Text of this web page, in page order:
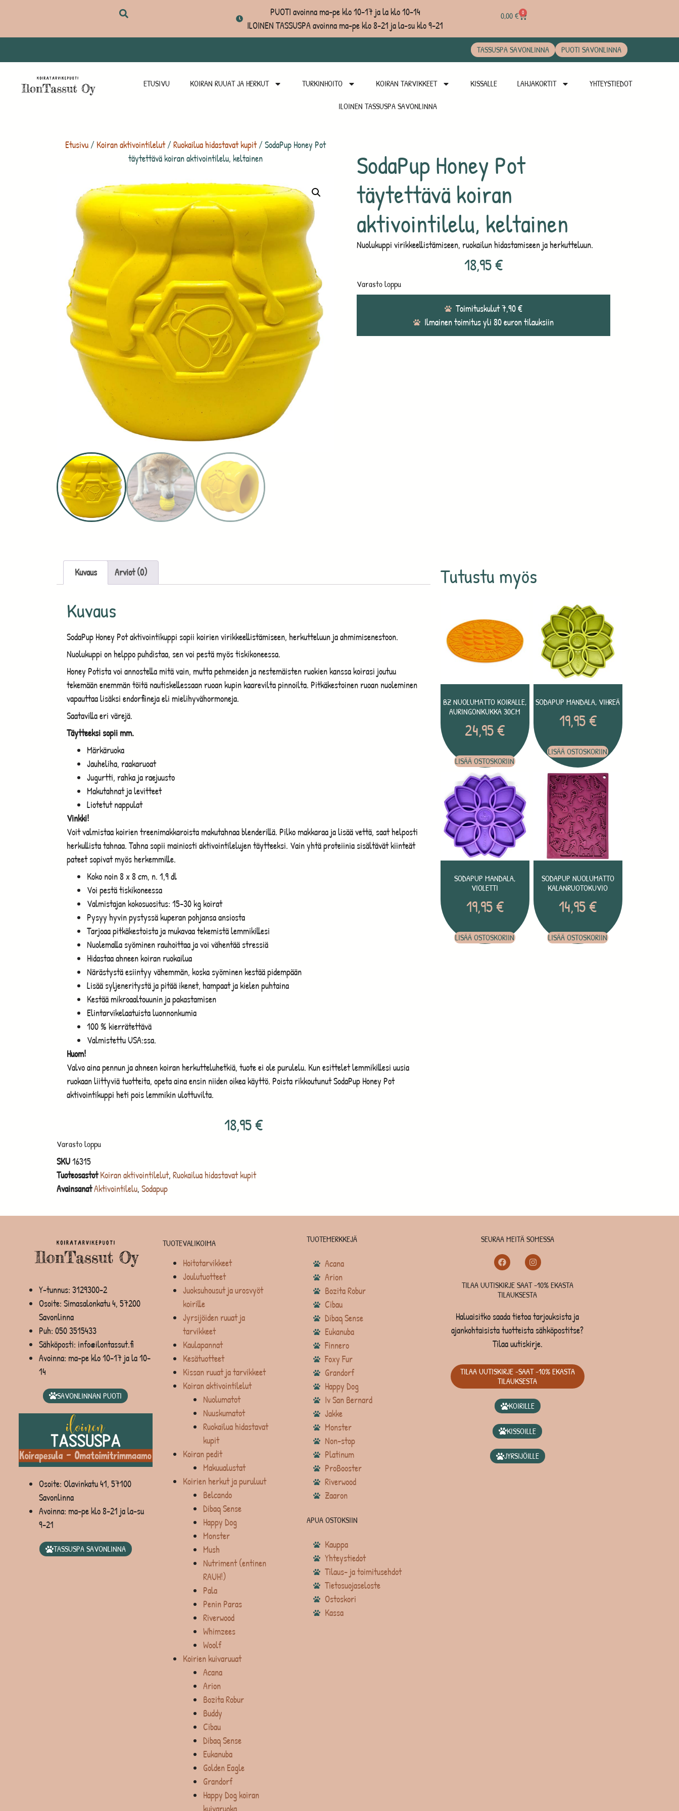
PUOTI avoinna ma-pe klo 10-17 ja la klo 10-14
ILOINEN TASSUSPA avoinna ma-pe klo 8-21 ja la-su klo 9-21
0,00€ 0
TASSUSPA SAVONLINNA PUOTI SAVONLINNA
ETUSIVU KOIRAN RUUAT JA HERKUT TURKINHOITO KOIRAN TARVIKKEET KISSALLE LAHJAKORTIT YHTEYSTIEDOT
ILOINEN TASSUSPA SAVONLINNA
Etusivu/Koiran aktivointilelut/Ruokailua hidastavat kupit/ SodaPup Honey Pot
täytettävä koiran aktivointilelu, keltainen
SodaPup Honey Pot
täytettävä koiran
aktivointilelu, keltainen
Nuolukuppi virikkeellistämiseen, ruokailun hidastamiseen ja herkutteluun.
18,95€
Varasto loppu
Toimituskulut 7,90 €
Ilmainen toimitus yli 80 euron tilauksiin
Tutustu myös
BZ NUOLUMATTO KOIRALLE,
AURINGONKUKKA 30CM
24,95€
LISÄÄ OSTOSKORIIN
SODAPUP MANDALA, VIHREÄ
19,95€
LISÄÄ OSTOSKORIIN
SODAPUP MANDALA,
VIOLETTI
19,95€
LISÄÄ OSTOSKORIIN
SODAPUP NUOLUMATTO
KALANRUOTOKUVIO
14,95€
LISÄÄ OSTOSKORIIN
Kuvaus Arviot (0)
Kuvaus
SodaPup Honey Pot aktivointikuppi sopii koirien virikkeellistämiseen, herkutteluun ja ahmimisenestoon.
Nuolukuppi on helppo puhdistaa, sen voi pestä myös tiskikoneessa.
Honey Potista voi annostella mitä vain, mutta pehmeiden ja nestemäisten ruokien kanssa koirasi joutuu
tekemään enemmän töitä nautiskellessaan ruoan kupin kaarevilta pinnoilta. Pitkäkestoinen ruoan nuoleminen
vapauttaa lisäksi endorfiineja eli mielihyvähormoneja.
Saatavilla eri värejä.
Täytteeksi sopii mm.
Märkäruoka
Jauheliha, raakaruoat
Jugurtti, rahka ja raejuusto
Makutahnat ja levitteet
Liotetut nappulat
Vinkki!
Voit valmistaa koirien treenimakkaroista makutahnaa blenderillä. Pilko makkaraa ja lisää vettä, saat helposti
herkullista tahnaa. Tahna sopii mainiosti aktivointilelujen täytteeksi. Vain yhtä proteiinia sisältävät kiinteät
pateet sopivat myös herkemmille.
Koko noin 8 x 8 cm, n. 1,9 dl
Voi pestä tiskikoneessa
Valmistajan kokosuositus: 15-30 kg koirat
Pysyy hyvin pystyssä kuperan pohjansa ansiosta
Tarjoaa pitkäkestoista ja mukavaa tekemistä lemmikillesi
Nuolemalla syöminen rauhoittaa ja voi vähentää stressiä
Hidastaa ahneen koiran ruokailua
Närästystä esiintyy vähemmän, koska syöminen kestää pidempään
Lisää syljeneritystä ja pitää ikenet, hampaat ja kielen puhtaina
Kestää mikroaaltouunin ja pakastamisen
Elintarvikelaatuista luonnonkumia
100 % kierrätettävä
Valmistettu USA:ssa.
Huom!
Valvo aina pennun ja ahneen koiran herkutteluhetkiä, tuote ei ole purulelu. Kun esittelet lemmikillesi uusia
ruokaan liittyviä tuotteita, opeta aina ensin niiden oikea käyttö. Poista rikkoutunut SodaPup Honey Pot
aktivointikuppi heti pois lemmikin ulottuvilta.
18,95€
Varasto loppu
SKU16315
Tuoteosastot Koiran aktivointilelut, Ruokailua hidastavat kupit
AvainsanatAktivointilelu, Sodapup
Y-tunnus: 3129300-2
Osoite: Simasalonkatu 4, 57200
Savonlinna
Puh: 050 3515433
Sähköposti: info@ilontassut.fi
Avoinna: ma-pe klo 10-17 ja la 10-
14
SAVONLINNAN PUOTI
Osoite: Olavinkatu 41, 57100
Savonlinna
Avoinna: ma-pe klo 8-21 ja la-su
9-21
TASSUSPA SAVONLINNA
TUOTEVALIKOIMA
Hoitotarvikkeet
Joulutuotteet
Juoksuhousut ja urosvyöt
koirille
Jyrsijöiden ruuat ja
tarvikkeet
Kaulapannat
Kesätuotteet
Kissan ruuat ja tarvikkeet
Koiran aktivointilelut
Nuolumatot
Nuuskumatot
Ruokailua hidastavat
kupit
Koiran pedit
Makuualustat
Koirien herkut ja puruluut
Belcando
Dibaq Sense
Happy Dog
Monster
Mush
Nutriment (entinen
RAUH!)
Pala
Penin Paras
Riverwood
Whimzees
Woolf
Koirien kuivaruuat
Acana
Arion
Bozita Robur
Buddy
Cibau
Dibaq Sense
Eukanuba
Golden Eagle
Grandorf
Happy Dog koiran
TUOTEMERKKEJÄ
Acana
Arion
Bozita Robur
Cibau
Dibaq Sense
Eukanuba
Finnero
Foxy Fur
Grandorf
Happy Dog
Iv San Bernard
Jakke
Monster
Non-stop
Platinum
ProBooster
Riverwood
Zaaron
APUA OSTOKSIIN
Kauppa
Yhteystiedot
Tilaus- ja toimitusehdot
Tietosuojaseloste
Ostoskori
Kassa
SEURAA MEITÄ SOMESSA
TILAA UUTISKIRJE SAAT -10% EKASTA
TILAUKSESTA
Haluaisitko saada tietoa tarjouksista ja
ajankohtaisista tuotteista sähköpostitse?
Tilaa uutiskirje.
TILAA UUTISKIRJE -SAAT -10% EKASTA
TILAUKSESTA
KOIRILLE
KISSOILLE
JYRSIJÖILLE